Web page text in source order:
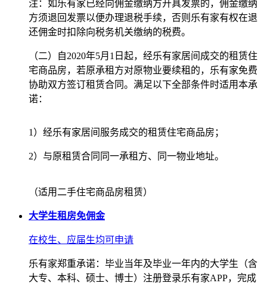
注：如乐有家已经向佣金缴纳方开具发票的，佣金缴纳
方须退回发票以便办理退税手续，否则乐有家有权在退
还佣金时扣除向税务机关缴纳的税费。
（二）自2020年5月1日起，经乐有家居间成交的租赁住
宅商品房，若原承租方对原物业要续租的，乐有家免费
协助双方签订租赁合同。满足以下全部条件时适用本承
诺：
1）经乐有家居间服务成交的租赁住宅商品房；
2）与原租赁合同同一承租方、同一物业地址。
（适用二手住宅商品房租赁）
大学生租房免佣金
在校生、应届生均可申请
乐有家郑重承诺：毕业当年及毕业一年内的大学生（含
大专、本科、硕士、博士）注册登录乐有家APP，完成